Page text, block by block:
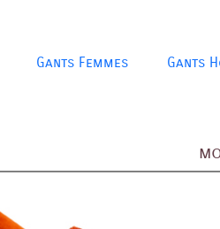
Gants Femmes Gants